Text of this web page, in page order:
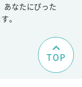
なたにぴった
。
TOP